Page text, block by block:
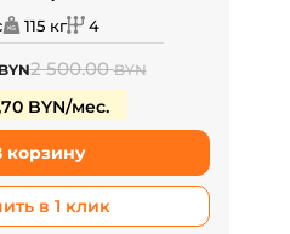
115 кг 4
BYN2 500.00BYN
BYN/мес.
корзину
в 1 клик